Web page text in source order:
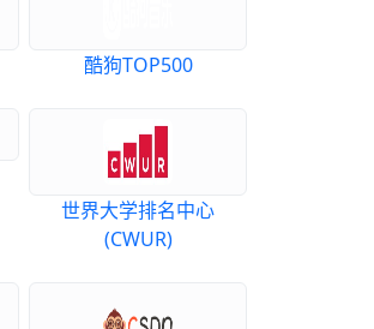
酷狗TOP500
世界大学排名中心
(CWUR)